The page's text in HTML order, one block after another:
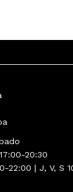
20:30
22:00 | J, V, S